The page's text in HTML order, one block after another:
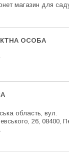
магазин для
область, вул.
26, 08400,